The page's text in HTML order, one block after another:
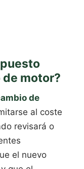
motor?
de
al coste
revisará o
el nuevo